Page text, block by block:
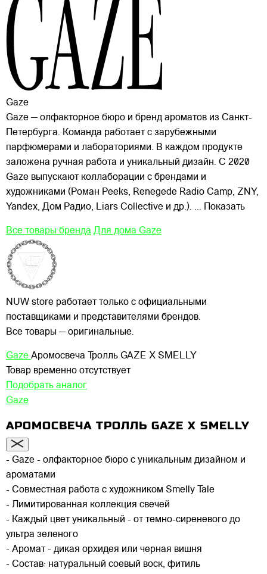
Gaze
Gaze — олфакторное бюро и бренд ароматов из Санкт-
Петербурга. Команда работает с зарубежными
парфюмерами и лабораториями. В каждом продукте
заложена ручная работа и уникальный дизайн. С 2020
Gaze выпускают коллаборации с брендами и
художниками (Роман Peeks, Renegede Radio Camp, ZNY,
Yandex, Дом Радио, Liars Collective и др.). ... Показать
Все товары бренда Для дома Gaze
NUW store работает только с официальными
поставщиками и представителями брендов.
Все товары — оригинальные.
Gaze Аромосвеча Тролль GAZE X SMELLY
Товар временно отсутствует
Подобрать аналог
Gaze
АРОМОСВЕЧА ТРОЛЛЬ GAZE X SMELLY
- Gaze - олфакторное бюро с уникальным дизайном и
ароматами
- Совместная работа с художником Smelly Tale
- Лимитированная коллекция свечей
- Каждый цвет уникальный - от темно-сиреневого до
ультра зеленого
- Аромат - дикая орхидея или черная вишня
- Состав: натуральный соевый воск, фитиль